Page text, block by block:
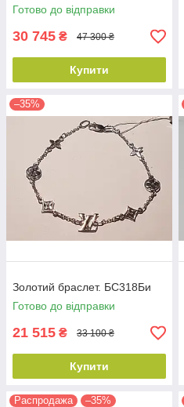
Готово до відправки
30 745 ₴ 47 300 ₴
Купити
–35%
Золотий браслет. БС318Би
Готово до відправки
21 515 ₴ 33 100 ₴
Купити
Распродажа –35%